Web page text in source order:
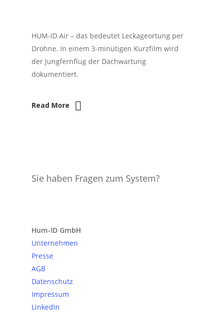
HUM-ID Air – das bedeutet Leckageortung per
Drohne. In einem 3-minütigen Kurzfilm wird
der Jungfernflug der Dachwartung
dokumentiert.
Read More
Sie haben Fragen zum System?
Hum-ID GmbH
Unternehmen
Presse
AGB
Datenschutz
Impressum
LinkedIn